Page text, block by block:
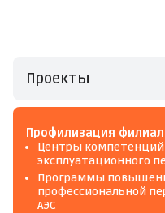
Проекты
Профилизация
Центры компетенций
эксплуатационного
Программы
профессиональной
АЭС